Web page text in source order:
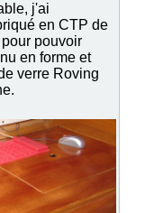
j'ai
en CTP de
pouvoir
en forme et
verre Roving